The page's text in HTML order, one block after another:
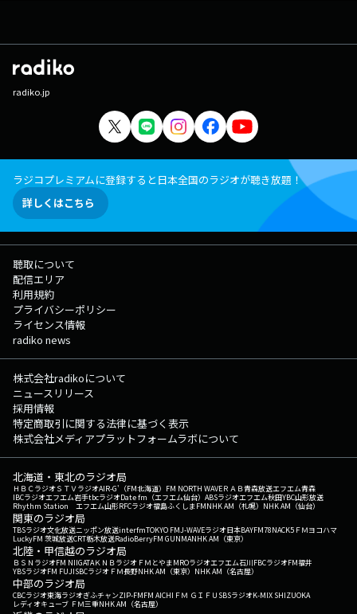
radiko.jp
ラジコプレミアムに登録すると日本全国のラジオが聴き放題！
詳しくはこちら
聴取について
配信エリア
利用規約
プライバシーポリシー
ライセンス情報
radiko news
株式会社radikoについて
ニュースリリース
採用情報
特定商取引に関する法律に基づく表示
株式会社メディアプラットフォームラボについて
北海道・東北のラジオ局
ＨＢＣラジオＳＴＶラジオAIR-G'（FM北海道） FM NORTH WAVEＲＡＢ青森放送エフエム青森
IBCラジオエフエム岩手tbcラジオDate fm（エフエム仙台） ABSラジオエフエム秋田YBC山形放送
Rhythm Station エフエム山形RFCラジオ福島ふくしまFMNHK AM（札幌） NHK AM（仙台）
関東のラジオ局
TBSラジオ文化放送ニッポン放送interfmTOKYO FMJ-WAVEラジオ日本BAYFM78NACK5 ＦＭヨコハマ
LuckyFM 茨城放送CRT栃木放送RadioBerryFM GUNMANHK AM（東京）
北陸・甲信越のラジオ局
ＢＳＮラジオFM NIIGATAＫＮＢラジオ ＦＭとやまMROラジオエフエム石川FBCラジオFM福井
YBSラジオFM FUJISBCラジオ ＦＭ長野NHK AM（東京） NHK AM（名古屋）
中部のラジオ局
CBCラジオ東海ラジオぎふチャンZIP-FMFM AICHI ＦＭ ＧＩＦＵ SBSラジオK-MIX SHIZUOKA
レディオキューブ ＦＭ三重NHK AM（名古屋）